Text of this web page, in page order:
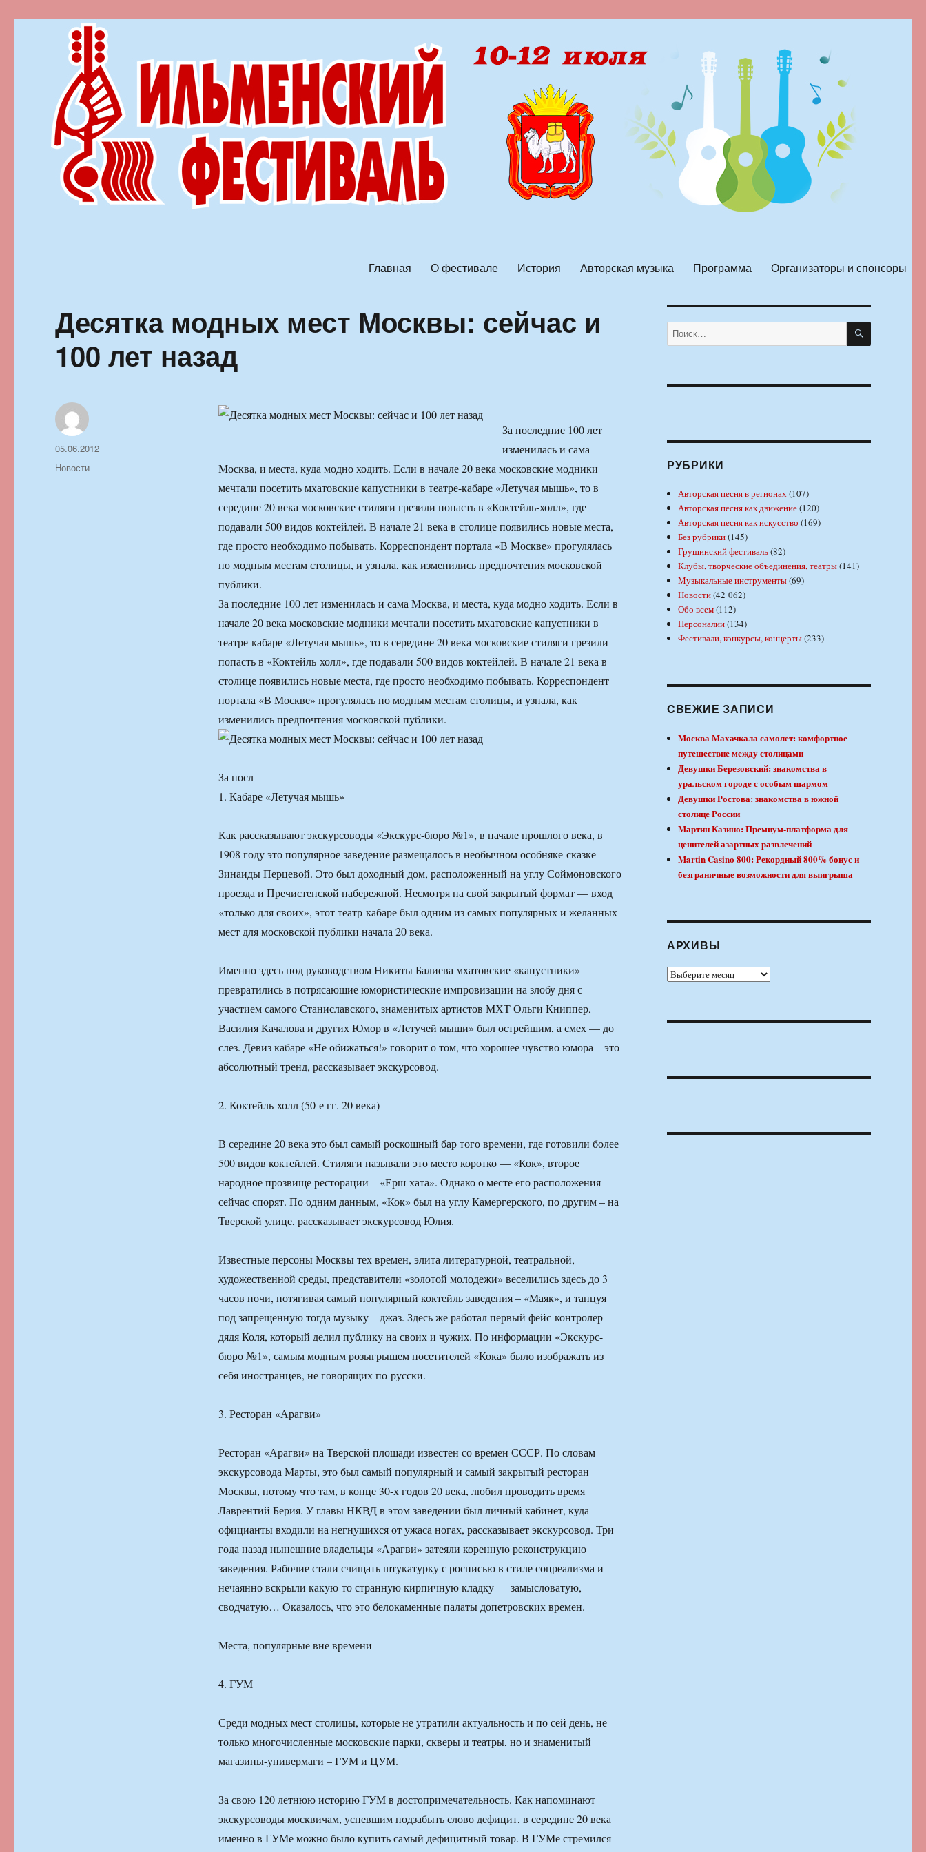
Главная О фестивале История Авторская музыка Программа Организаторы и спонсоры
Десятка модных мест Москвы: сейчас и
100 лет назад
За последние 100 лет
изменилась и сама
Москва, и места, куда модно ходить. Если в начале 20 века московские модники
мечтали посетить мхатовские капустники в театре-кабаре «Летучая мышь», то в
середине 20 века московские стиляги грезили попасть в «Коктейль-холл», где
подавали 500 видов коктейлей. В начале 21 века в столице появились новые места,
где просто необходимо побывать. Корреспондент портала «В Москве» прогулялась
по модным местам столицы, и узнала, как изменились предпочтения московской
публики.
За последние 100 лет изменилась и сама Москва, и места, куда модно ходить. Если в
начале 20 века московские модники мечтали посетить мхатовские капустники в
театре-кабаре «Летучая мышь», то в середине 20 века московские стиляги грезили
попасть в «Коктейль-холл», где подавали 500 видов коктейлей. В начале 21 века в
столице появились новые места, где просто необходимо побывать. Корреспондент
портала «В Москве» прогулялась по модным местам столицы, и узнала, как
изменились предпочтения московской публики.
За посл
1. Кабаре «Летучая мышь»
Как рассказывают экскурсоводы «Экскурс-бюро №1», в начале прошлого века, в
1908 году это популярное заведение размещалось в необычном особняке-сказке
Зинаиды Перцевой. Это был доходный дом, расположенный на углу Соймоновского
проезда и Пречистенской набережной. Несмотря на свой закрытый формат — вход
«только для своих», этот театр-кабаре был одним из самых популярных и желанных
мест для московской публики начала 20 века.
Именно здесь под руководством Никиты Балиева мхатовские «капустники»
превратились в потрясающие юмористические импровизации на злобу дня с
участием самого Станиславского, знаменитых артистов МХТ Ольги Книппер,
Василия Качалова и других Юмор в «Летучей мыши» был острейшим, а смех — до
слез. Девиз кабаре «Не обижаться!» говорит о том, что хорошее чувство юмора – это
абсолютный тренд, рассказывает экскурсовод.
2. Коктейль-холл (50-е гг. 20 века)
В середине 20 века это был самый роскошный бар того времени, где готовили более
500 видов коктейлей. Стиляги называли это место коротко — «Кок», второе
народное прозвище ресторации – «Ерш-хата». Однако о месте его расположения
сейчас спорят. По одним данным, «Кок» был на углу Камергерского, по другим – на
Тверской улице, рассказывает экскурсовод Юлия.
Известные персоны Москвы тех времен, элита литературной, театральной,
художественной среды, представители «золотой молодежи» веселились здесь до 3
часов ночи, потягивая самый популярный коктейль заведения – «Маяк», и танцуя
под запрещенную тогда музыку – джаз. Здесь же работал первый фейс-контролер
дядя Коля, который делил публику на своих и чужих. По информации «Экскурс-
бюро №1», самым модным розыгрышем посетителей «Кока» было изображать из
себя иностранцев, не говорящих по-русски.
3. Ресторан «Арагви»
Ресторан «Арагви» на Тверской площади известен со времен СССР. По словам
экскурсовода Марты, это был самый популярный и самый закрытый ресторан
Москвы, потому что там, в конце 30-х годов 20 века, любил проводить время
Лаврентий Берия. У главы НКВД в этом заведении был личный кабинет, куда
официанты входили на негнущихся от ужаса ногах, рассказывает экскурсовод. Три
года назад нынешние владельцы «Арагви» затеяли коренную реконструкцию
заведения. Рабочие стали счищать штукатурку с росписью в стиле соцреализма и
нечаянно вскрыли какую-то странную кирпичную кладку — замысловатую,
сводчатую… Оказалось, что это белокаменные палаты допетровских времен.
Места, популярные вне времени
4. ГУМ
Среди модных мест столицы, которые не утратили актуальность и по сей день, не
только многочисленные московские парки, скверы и театры, но и знаменитый
магазины-универмаги – ГУМ и ЦУМ.
За свою 120 летнюю историю ГУМ в достопримечательность. Как напоминают
экскурсоводы москвичам, успевшим подзабыть слово дефицит, в середине 20 века
именно в ГУМе можно было купить самый дефицитный товар. В ГУМе стремился
Автор
Опубликовано
05.06.2012
Рубрики
Новости
Искать: ПОИСК
РУБРИКИ
Авторская песня в регионах(107)
Авторская песня как движение(120)
Авторская песня как искусство (169)
Без рубрики(145)
Грушинский фестиваль(82)
Клубы, творческие объединения, театры(141)
Музыкальные инструменты(69)
Новости(42 062)
Обо всем(112)
Персоналии(134)
Фестивали, конкурсы, концерты(233)
СВЕЖИЕ ЗАПИСИ
Москва Махачкала самолет: комфортное
путешествие между столицами
Девушки Березовский: знакомства в
уральском городе с особым шармом
Девушки Ростова: знакомства в южной
столице России
Мартин Казино: Премиум-платформа для
ценителей азартных развлечений
Martin Casino 800: Рекордный 800% бонус и
безграничные возможности для выигрыша
АРХИВЫ
Архивы